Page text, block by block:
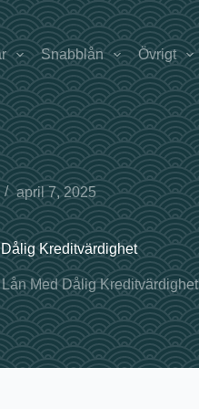
Snabblån Övrigt
april 7, 2025
Kreditvärdighet
Med Dålig Kreditvärdighet